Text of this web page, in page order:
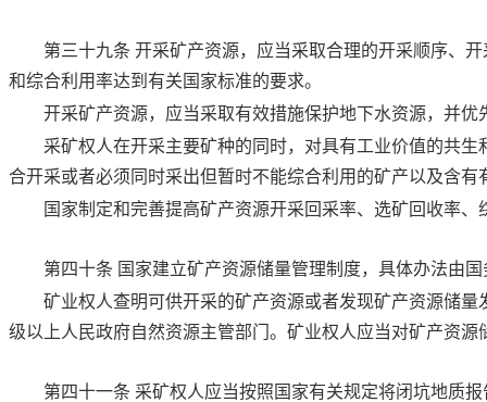
第三十九条 开采矿产资源，应当采取合理的开采顺序、
和综合利用率达到有关国家标准的要求。
开采矿产资源，应当采取有效措施保护地下水资源，并优
采矿权人在开采主要矿种的同时，对具有工业价值的共
合开采或者必须同时采出但暂时不能综合利用的矿产以及含
国家制定和完善提高矿产资源开采回采率、选矿回收率
第四十条 国家建立矿产资源储量管理制度，具体办法由
矿业权人查明可供开采的矿产资源或者发现矿产资源储
级以上人民政府自然资源主管部门。矿业权人应当对矿产资源
第四十一条 采矿权人应当按照国家有关规定将闭坑地质